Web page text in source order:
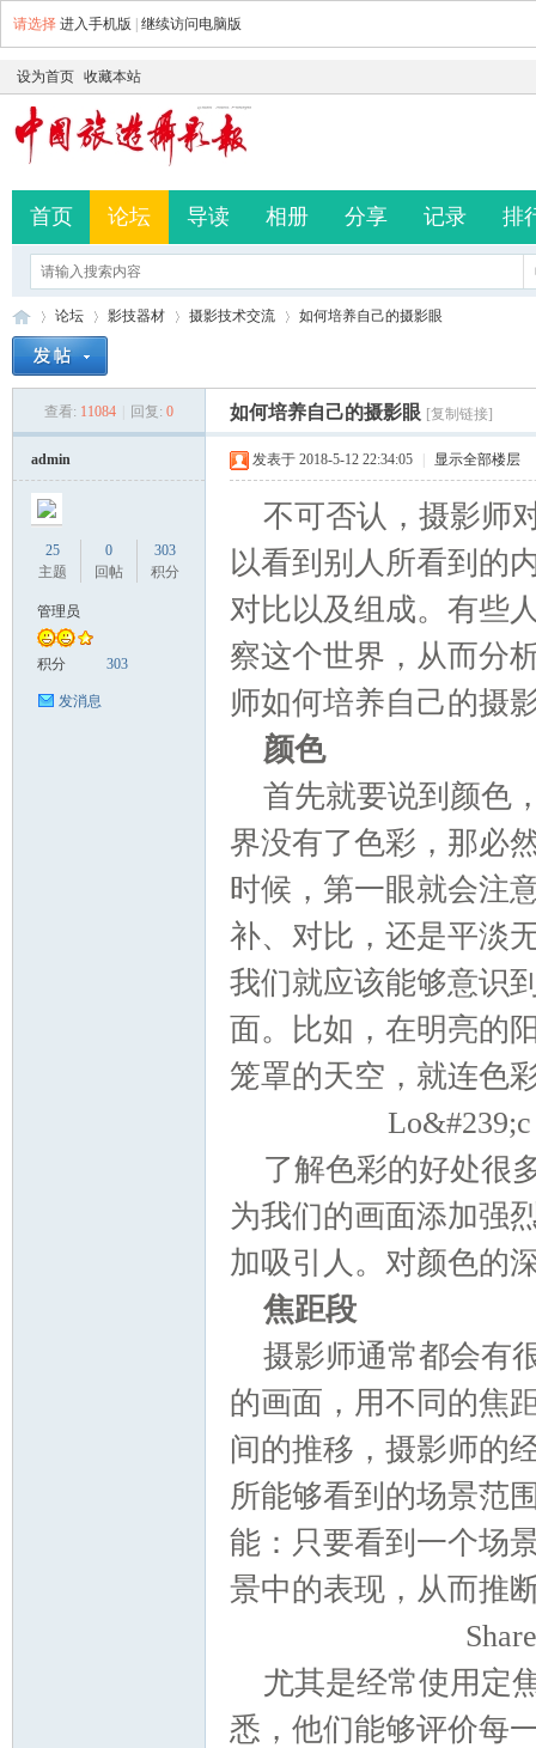
请选择 进入手机版 继续访问电脑版
设为首页 收藏本站
首页 论坛 导读 相册 分享 记录 排
论坛
›
影技器材
›
摄影技术交流
›
如何培养自己的摄影眼
查看: 11084 回复: 0 如何培养自己的摄影眼 [复制链接]
admin
25
主题
0
回帖
303
积分
管理员
积分 303
发消息
发表于 2018-5-12 22:34:05 显示全部楼层
不可否认，摄影师
以看到别人所看到的
对比以及组成。有些
察这个世界，从而分
师如何培养自己的摄
颜色
首先就要说到颜色
界没有了色彩，那必
时候，第一眼就会注
补、对比，还是平淡
我们就应该能够意识
面。比如，在明亮的
笼罩的天空，就连色
了解色彩的好处很
为我们的画面添加强
加吸引人。对颜色的
焦距段
摄影师通常都会有
的画面，用不同的焦
间的推移，摄影师的
所能够看到的场景范
能：只要看到一个场
景中的表现，从而推
尤其是经常使用定
悉，他们能够评价每